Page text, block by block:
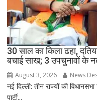
30 साल का किला ढहा,
बचाई साख; 3 उपचुनावों के
August 3, 2026 News
नई दिल्ली: तीन राज्यों की
पार्टी...